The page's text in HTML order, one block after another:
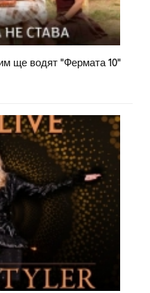
ще водят "Фермата 10"